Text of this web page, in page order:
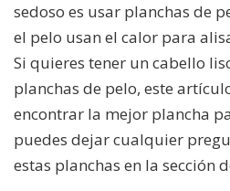
sedoso es usar planchas de
el pelo usan el calor para
Si quieres tener un cabello
planchas de pelo, este
encontrar la mejor plancha
puedes dejar cualquier
estas planchas en la sección